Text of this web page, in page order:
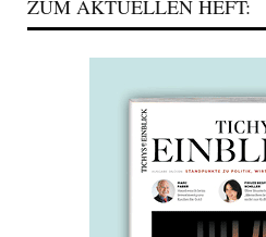
ZUM AKTUELLEN HEFT: